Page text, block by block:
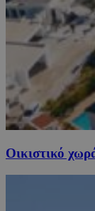
Οικιστικό